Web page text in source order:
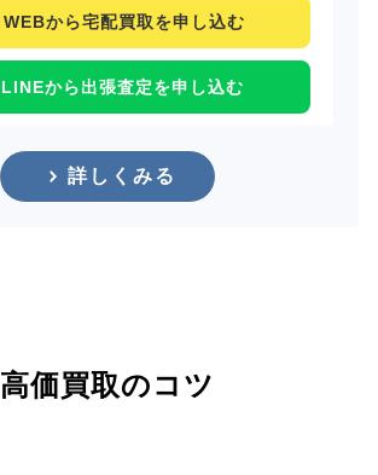
WEBから宅配買取を申し込む
LINEから出張査定を申し込む
詳しくみる
高価買取のコツ